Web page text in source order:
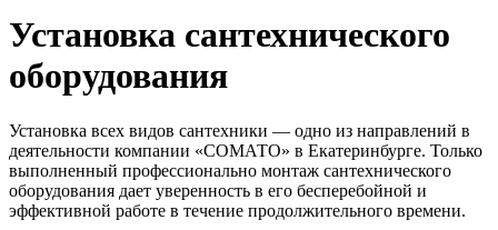
Установка сантехнического
оборудования
Установка всех видов сантехники — одно из направлений в
деятельности компании «СОМАТО» в Екатеринбурге. Только
выполненный профессионально монтаж сантехнического
оборудования дает уверенность в его бесперебойной и
эффективной работе в течение продолжительного времени.